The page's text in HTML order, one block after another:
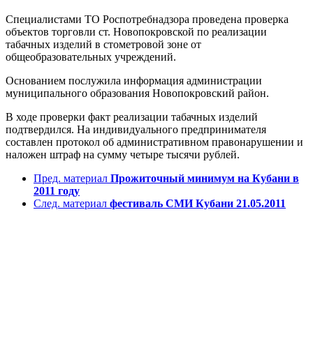
Специалистами ТО Роспотребнадзора проведена проверка
объектов торговли ст. Новопокровской по реализации
табачных изделий в стометровой зоне от
общеобразовательных учреждений.
Основанием послужила информация администрации
муниципального образования Новопокровский район.
В ходе проверки факт реализации табачных изделий
подтвердился. На индивидуального предпринимателя
составлен протокол об административном правонарушении и
наложен штраф на сумму четыре тысячи рублей.
Пред. материал Прожиточный минимум на Кубани в
2011 году
След. материал фестиваль СМИ Кубани 21.05.2011